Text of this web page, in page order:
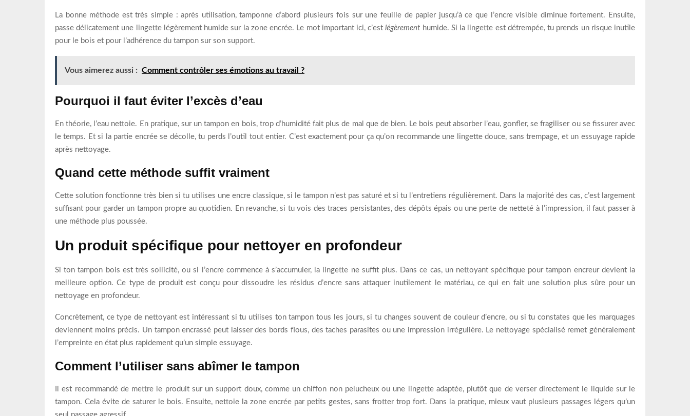
La bonne méthode est très simple : après utilisation, tamponne d’abord plusieurs fois sur une feuille de papier jusqu’à ce que l’encre visible diminue fortement. Ensuite,
passe délicatement une lingette légèrement humide sur la zone encrée. Le mot important ici, c’estlégèrement humide. Si la lingette est détrempée, tu prends un risque inutile
pour le bois et pour l’adhérence du tampon sur son support.
Vous aimerez aussi : Comment contrôler ses émotions au travail ?
Pourquoi il faut éviter l’excès d’eau
En théorie, l’eau nettoie. En pratique, sur un tampon en bois, trop d’humidité fait plus de mal que de bien. Le bois peut absorber l’eau, gonfler, se fragiliser ou se fissurer avec
le temps. Et si la partie encrée se décolle, tu perds l’outil tout entier. C’est exactement pour ça qu’on recommande une lingette douce, sans trempage, et un essuyage rapide
après nettoyage.
Quand cette méthode suffit vraiment
Cette solution fonctionne très bien si tu utilises une encre classique, si le tampon n’est pas saturé et si tu l’entretiens régulièrement. Dans la majorité des cas, c’est largement
suffisant pour garder un tampon propre au quotidien. En revanche, si tu vois des traces persistantes, des dépôts épais ou une perte de netteté à l’impression, il faut passer à
une méthode plus poussée.
Un produit spécifique pour nettoyer en profondeur
Si ton tampon bois est très sollicité, ou si l’encre commence à s’accumuler, la lingette ne suffit plus. Dans ce cas, un nettoyant spécifique pour tampon encreur devient la
meilleure option. Ce type de produit est conçu pour dissoudre les résidus d’encre sans attaquer inutilement le matériau, ce qui en fait une solution plus sûre pour un
nettoyage en profondeur.
Concrètement, ce type de nettoyant est intéressant si tu utilises ton tampon tous les jours, si tu changes souvent de couleur d’encre, ou si tu constates que les marquages
deviennent moins précis. Un tampon encrassé peut laisser des bords flous, des taches parasites ou une impression irrégulière. Le nettoyage spécialisé remet généralement
l’empreinte en état plus rapidement qu’un simple essuyage.
Comment l’utiliser sans abîmer le tampon
Il est recommandé de mettre le produit sur un support doux, comme un chiffon non pelucheux ou une lingette adaptée, plutôt que de verser directement le liquide sur le
tampon. Cela évite de saturer le bois. Ensuite, nettoie la zone encrée par petits gestes, sans frotter trop fort. Dans la pratique, mieux vaut plusieurs passages légers qu’un
seul passage agressif.